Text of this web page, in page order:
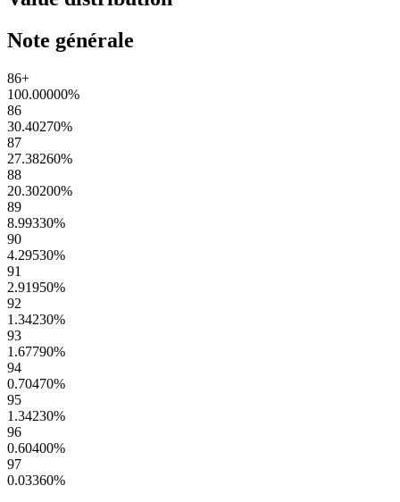
Note générale
86+
100.00000%
86
30.40270%
87
27.38260%
88
20.30200%
89
8.99330%
90
4.29530%
91
2.91950%
92
1.34230%
93
1.67790%
94
0.70470%
95
1.34230%
96
0.60400%
97
0.03360%